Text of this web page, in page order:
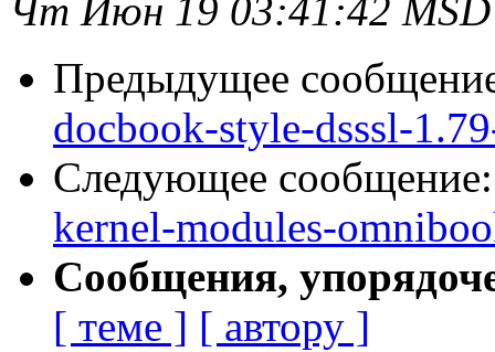
Чт Июн 19 03:41:42
Предыдущее
docbook-style-dsssl-
Следующее
kernel-modules-
Сообщения,
[ теме ] [ автору ]